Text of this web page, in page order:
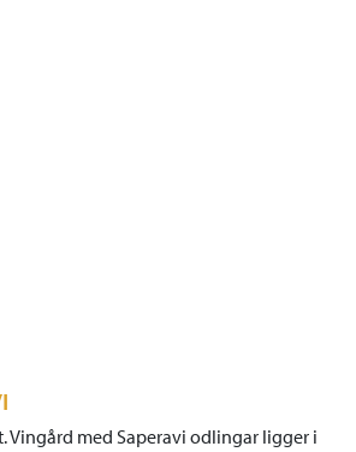
Vingård med Saperavi odlingar ligger i